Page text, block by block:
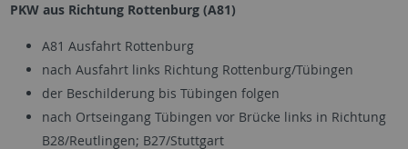
PKW aus Richtung Rottenburg (A81)
A81 Ausfahrt Rottenburg
nach Ausfahrt links Richtung Rottenburg/Tübingen
der Beschilderung bis Tübingen folgen
nach Ortseingang Tübingen vor Brücke links in Richtung
B28/Reutlingen; B27/Stuttgart